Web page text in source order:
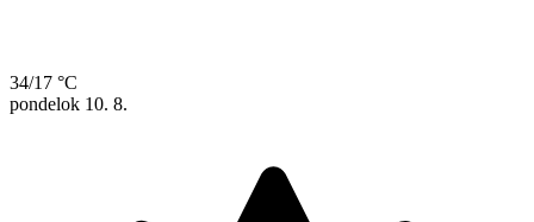
34/17 °C
pondelok 10. 8.